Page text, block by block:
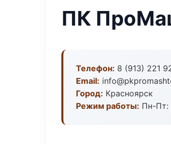
ПК
Телефон: 8 (913) 221
Email:
Город: Красноярск
Режим работы: Пн-Пт: